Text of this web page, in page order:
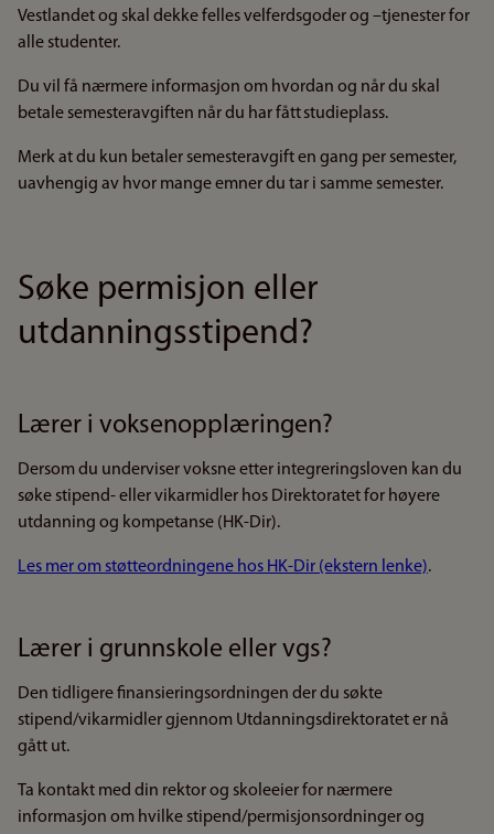
Vestlandet og skal dekke felles velferdsgoder og –tjenester for
alle studenter.
Du vil få nærmere informasjon om hvordan og når du skal
betale semesteravgiften når du har fått studieplass.
Merk at du kun betaler semesteravgift en gang per semester,
uavhengig av hvor mange emner du tar i samme semester.
Søke permisjon eller
utdanningsstipend?
Lærer i voksenopplæringen?
Dersom du underviser voksne etter integreringsloven kan du
søke stipend- eller vikarmidler hos Direktoratet for høyere
utdanning og kompetanse (HK-Dir).
Les mer om støtteordningene hos HK-Dir (ekstern lenke).
Lærer i grunnskole eller vgs?
Den tidligere finansieringsordningen der du søkte
stipend/vikarmidler gjennom Utdanningsdirektoratet er nå
gått ut.
Ta kontakt med din rektor og skoleeier for nærmere
informasjon om hvilke stipend/permisjonsordninger og